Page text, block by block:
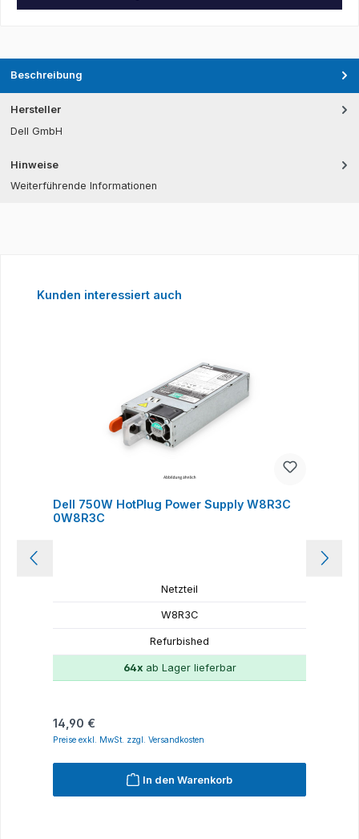
Beschreibung
Hersteller
Dell GmbH
Hinweise
Weiterführende Informationen
Produktgalerie überspringen
Kunden interessiert auch
Dell 750W HotPlug Power Supply W8R3C
0W8R3C
Netzteil
W8R3C
Refurbished
64xab Lager lieferbar
Regulärer Preis:
14,90 €
Preise exkl. MwSt. zzgl. Versandkosten
In den Warenkorb